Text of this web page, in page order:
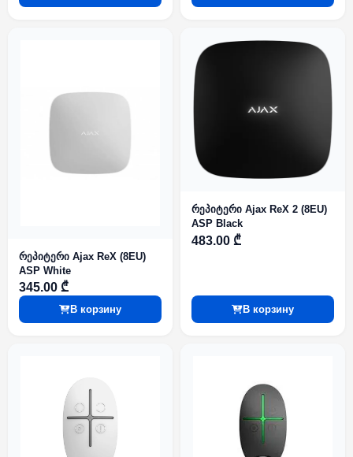
რეპიტერი Ajax ReX (8EU)
ASP White
345.00 ₾
В корзину
რეპიტერი Ajax ReX 2 (8EU)
ASP Black
483.00 ₾
В корзину